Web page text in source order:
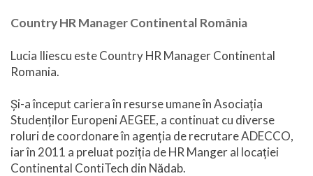
Country HR Manager Continental România
Lucia Iliescu este Country HR Manager Continental
Romania.
Și-a început cariera în resurse umane în Asociația
Studenților Europeni AEGEE, a continuat cu diverse
roluri de coordonare în agenția de recrutare ADECCO,
iar în 2011 a preluat poziția de HR Manger al locației
Continental ContiTech din Nădab.